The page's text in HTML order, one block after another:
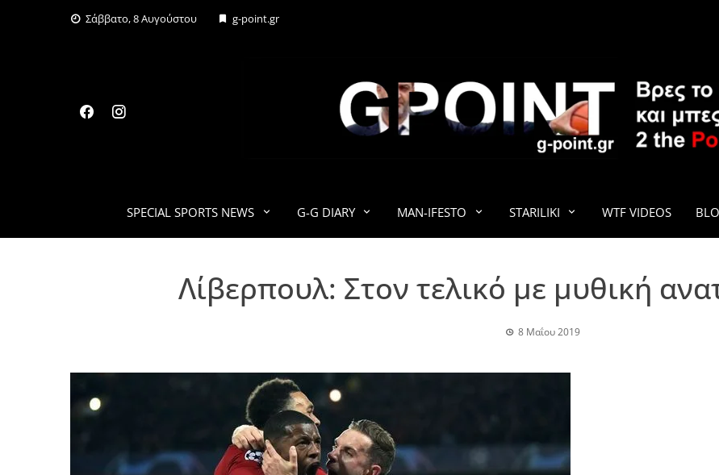
Σάββατο, 8 Αυγούστου g-point.gr
G-
SPECIAL SPORTS NEWS G-G DIARY MAN-IFESTO STARILIKI WTF VIDEOS
Λίβερπουλ: Στον τελικό με μυθική
8 Μαΐου 2019